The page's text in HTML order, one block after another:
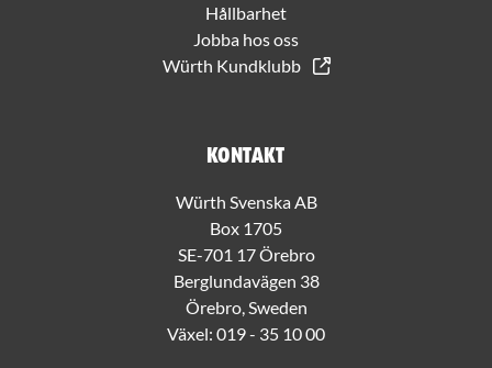
Hållbarhet
Jobba hos oss
Würth Kundklubb
Kontakt
Würth Svenska AB
Box 1705
SE-701 17 Örebro
Berglundavägen 38
Örebro, Sweden
Växel: 019 - 35 10 00